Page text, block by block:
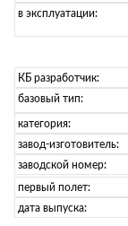
в эксплуатации:
КБ разработчик:
базовый тип:
категория:
завод-изготовитель:
заводской номер:
первый полет:
дата выпуска: